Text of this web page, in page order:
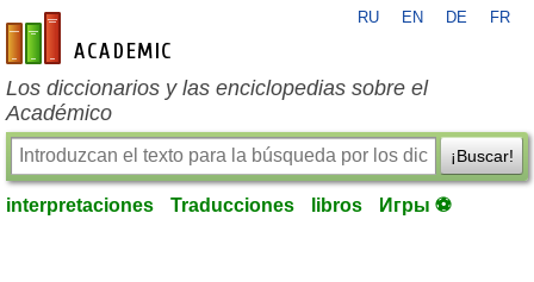
es-academic.com
RU EN DE FR
Los diccionarios y las enciclopedias sobre el
Académico
¡Buscar!
interpretaciones Traducciones libros Игры ⚽